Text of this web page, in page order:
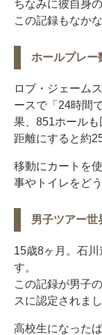
ちなみに彼自身
この記録もなか
ホールプレー
ロブ・ジェーム
ースで「24時間
果、851ホールも
距離にすると約
移動にカートを
事やトイレをど
男子ツアー世
15歳8ヶ月。石
す。
この記録が男子
スに認定されまし
高校生になった